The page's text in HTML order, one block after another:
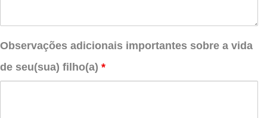
Observações adicionais importantes sobre a vida
de seu(sua) filho(a) *